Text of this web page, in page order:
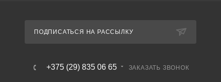
ПОДПИСАТЬСЯ НА РАССЫЛКУ
+375 (29) 835 06 65 ЗАКАЗАТЬ ЗВОНОК